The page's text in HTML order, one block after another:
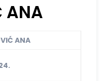
ANA
ANA